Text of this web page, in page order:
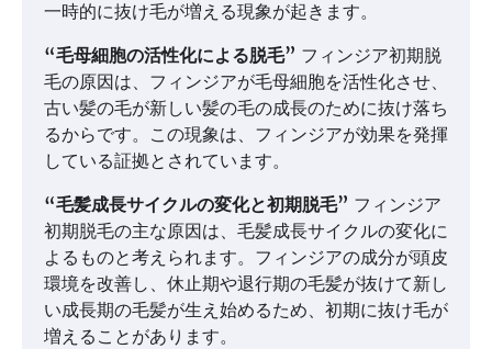
一時的に抜け毛が増える現象が起きます。
“毛母細胞の活性化による脱毛” フィンジア初期脱
毛の原因は、フィンジアが毛母細胞を活性化させ、
古い髪の毛が新しい髪の毛の成長のために抜け落ち
るからです。この現象は、フィンジアが効果を発揮
している証拠とされています。
“毛髪成長サイクルの変化と初期脱毛” フィンジア
初期脱毛の主な原因は、毛髪成長サイクルの変化に
よるものと考えられます。フィンジアの成分が頭皮
環境を改善し、休止期や退行期の毛髪が抜けて新し
い成長期の毛髪が生え始めるため、初期に抜け毛が
増えることがあります。